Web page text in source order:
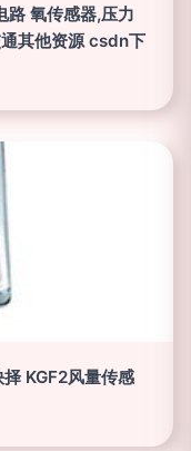
路 氧传感器,压力
其他资源 csdn下
KGF2风量传感